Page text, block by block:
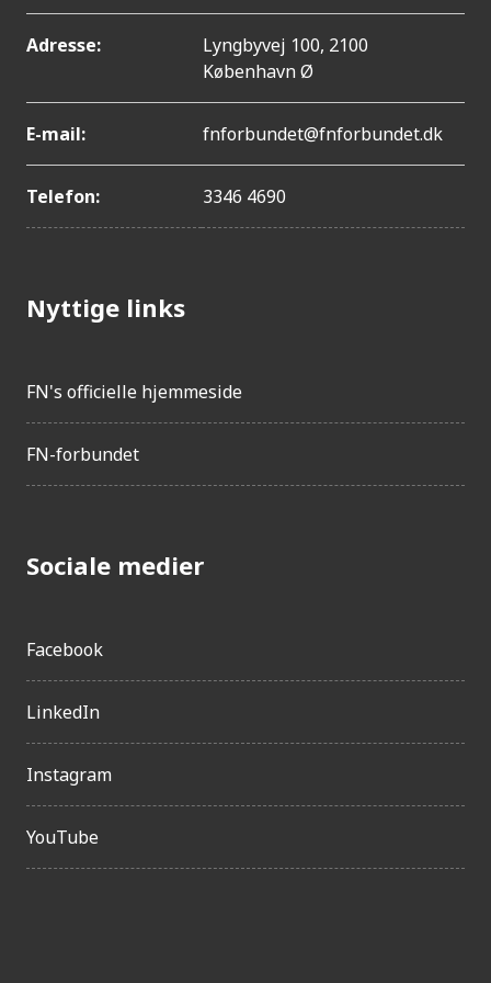
Adresse:
Lyngbyvej 100, 2100
København Ø
E-mail: fnforbundet@fnforbundet.dk
Telefon: 3346 4690
Nyttige links
FN's officielle hjemmeside
FN-forbundet
Sociale medier
Facebook
LinkedIn
Instagram
YouTube